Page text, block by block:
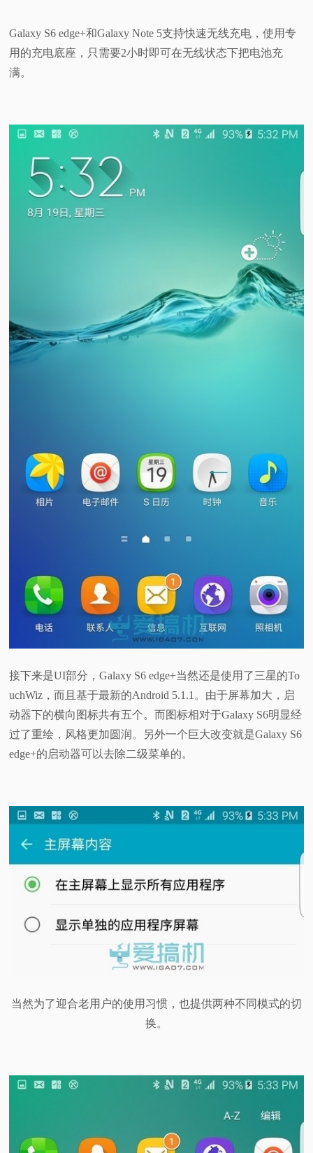
Galaxy S6 edge+和Galaxy Note 5支持快速无线充电，使用专
用的充电底座，只需要2小时即可在无线状态下把电池充
满。
接下来是UI部分，Galaxy S6 edge+当然还是使用了三星的To
uchWiz，而且基于最新的Android 5.1.1。由于屏幕加大，启
动器下的横向图标共有五个。而图标相对于Galaxy S6明显经
过了重绘，风格更加圆润。另外一个巨大改变就是Galaxy S6
edge+的启动器可以去除二级菜单的。
当然为了迎合老用户的使用习惯，也提供两种不同模式的切
换。